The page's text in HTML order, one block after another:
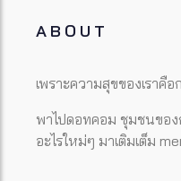
ABOUT
เพราะความสุขของเราคือ
พาไปดอทคอม ชุมชนของ
อะไรใหม่ๆ มาเติมเต็ม